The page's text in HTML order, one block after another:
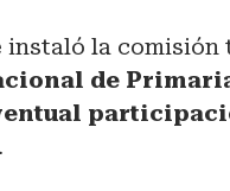
instaló la
de